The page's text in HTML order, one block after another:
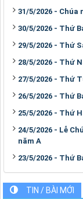
31/5/2026 - Chúa
30/5/2026 - Thứ
29/5/2026 - Thứ
28/5/2026 - Thứ
27/5/2026 - Thứ
26/5/2026 - Thứ
25/5/2026 - Thứ
24/5/2026 - Lễ
năm A
23/5/2026 - Thứ
TIN / BÀI MỚI